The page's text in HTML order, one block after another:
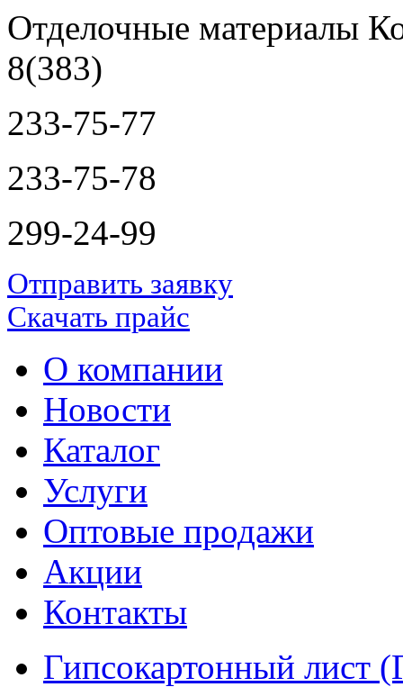
Отделочные материалы
8(383)
233-75-77
233-75-78
299-24-99
Отправить заявку
Скачать прайс
О компании
Новости
Каталог
Услуги
Оптовые продажи
Акции
Контакты
Гипсокартонный лист